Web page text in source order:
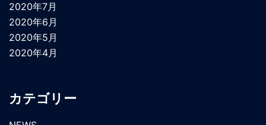
2020年7月
2020年6月
2020年5月
2020年4月
カテゴリー